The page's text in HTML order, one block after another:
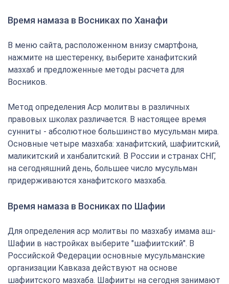
Время намаза в Восниках по Ханафи
В меню сайта, расположенном внизу смартфона,
нажмите на шестеренку, выберите ханафитский
мазхаб и предложенные методы расчета для
Восников.
Метод определения Аср молитвы в различных
правовых школах различается. В настоящее время
сунниты - абсолютное большинство мусульман мира.
Основные четыре мазхаба: ханафитский, шафиитский,
маликитский и ханбалитский. В России и странах СНГ,
на сегодняшний день, большее число мусульман
придерживаются ханафитского мазхаба.
Время намаза в Восниках по Шафии
Для определения аср молитвы по мазхабу имама аш-
Шафии в настройках выберите "шафиитский". В
Российской Федерации основные мусульманские
организации Кавказа действуют на основе
шафиитского мазхаба. Шафииты на сегодня занимают